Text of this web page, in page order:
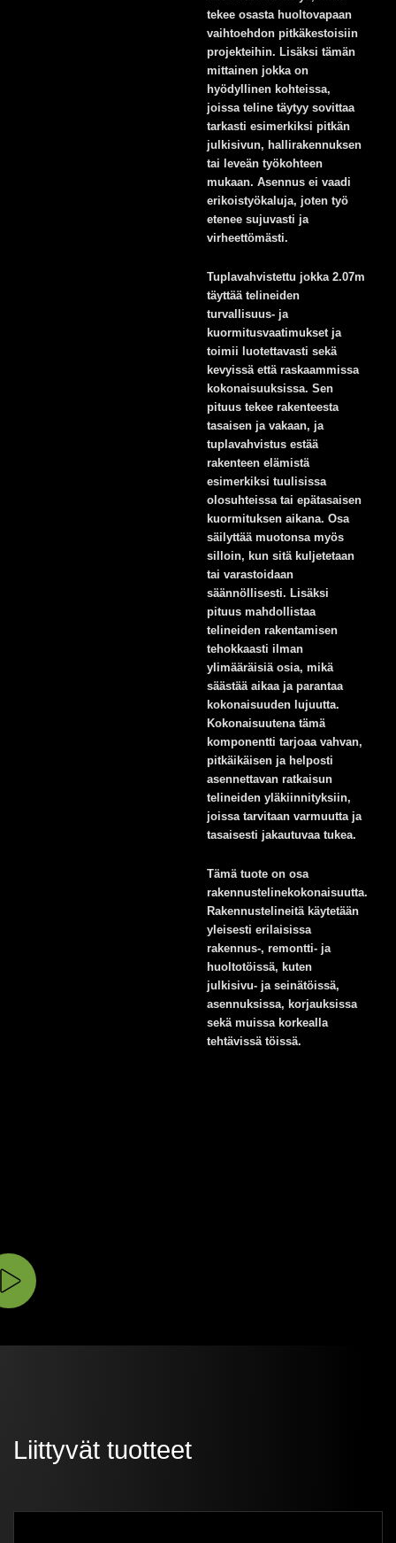
tekee osasta huoltovapaan
vaihtoehdon pitkäkestoisiin
projekteihin. Lisäksi tämän
mittainen jokka on
hyödyllinen kohteissa,
joissa teline täytyy sovittaa
tarkasti esimerkiksi pitkän
julkisivun, hallirakennuksen
tai leveän työkohteen
mukaan. Asennus ei vaadi
erikoistyökaluja, joten työ
etenee sujuvasti ja
virheettömästi.
Tuplavahvistettu jokka 2.07m
täyttää telineiden
turvallisuus- ja
kuormitusvaatimukset ja
toimii luotettavasti sekä
kevyissä että raskaammissa
kokonaisuuksissa. Sen
pituus tekee rakenteesta
tasaisen ja vakaan, ja
tuplavahvistus estää
rakenteen elämistä
esimerkiksi tuulisissa
olosuhteissa tai epätasaisen
kuormituksen aikana. Osa
säilyttää muotonsa myös
silloin, kun sitä kuljetetaan
tai varastoidaan
säännöllisesti. Lisäksi
pituus mahdollistaa
telineiden rakentamisen
tehokkaasti ilman
ylimääräisiä osia, mikä
säästää aikaa ja parantaa
kokonaisuuden lujuutta.
Kokonaisuutena tämä
komponentti tarjoaa vahvan,
pitkäikäisen ja helposti
asennettavan ratkaisun
telineiden yläkiinnityksiin,
joissa tarvitaan varmuutta ja
tasaisesti jakautuvaa tukea.
Tämä tuote on osa
rakennustelinekokonaisuutta.
Rakennustelineitä käytetään
yleisesti erilaisissa
rakennus-, remontti- ja
huoltotöissä, kuten
julkisivu- ja seinätöissä,
asennuksissa, korjauksissa
sekä muissa korkealla
tehtävissä töissä.
Liittyvät tuotteet